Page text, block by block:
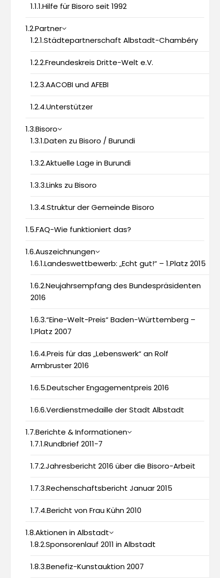
1.1.1.Hilfe für Bisoro seit 1992
1.2.Partner
1.2.1.Städtepartnerschaft Albstadt-Chambéry
1.2.2.Freundeskreis Dritte-Welt e.V.
1.2.3.AACOBI und AFEBI
1.2.4.Unterstützer
1.3.Bisoro
1.3.1.Daten zu Bisoro / Burundi
1.3.2.Aktuelle Lage in Burundi
1.3.3.Links zu Bisoro
1.3.4.Struktur der Gemeinde Bisoro
1.5.FAQ-Wie funktioniert das?
1.6.Auszeichnungen
1.6.1.Landeswettbewerb: „Echt gut!“ – 1.Platz 2015
1.6.2.Neujahrsempfang des Bundespräsidenten
2016
1.6.3.“Eine-Welt-Preis“ Baden-Württemberg –
1.Platz 2007
1.6.4.Preis für das „Lebenswerk“ an Rolf
Armbruster 2016
1.6.5.Deutscher Engagementpreis 2016
1.6.6.Verdienstmedaille der Stadt Albstadt
1.7.Berichte & Informationen
1.7.1.Rundbrief 2011-7
1.7.2.Jahresbericht 2016 über die Bisoro-Arbeit
1.7.3.Rechenschaftsbericht Januar 2015
1.7.4.Bericht von Frau Kühn 2010
1.8.Aktionen in Albstadt
1.8.2.Sponsorenlauf 2011 in Albstadt
1.8.3.Benefiz-Kunstauktion 2007